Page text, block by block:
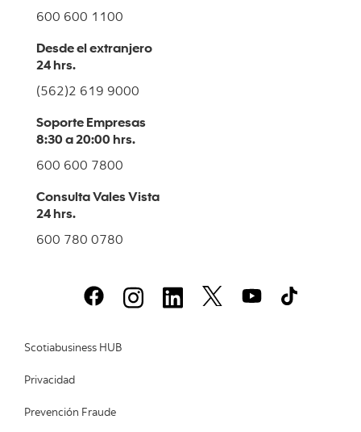
600 600 1100
Desde el extranjero
24 hrs.
(562)2 619 9000
Soporte Empresas
8:30 a 20:00 hrs.
600 600 7800
Consulta Vales Vista
24 hrs.
600 780 0780
Scotiabusiness HUB
Privacidad
Prevención Fraude